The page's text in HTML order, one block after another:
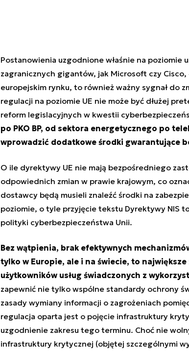
Postanowienia uzgodnione właśnie na poziomie
zagranicznych gigantów, jak Microsoft czy
europejskim rynku, to również ważny sygnał do
regulacji na poziomie UE nie może być dłużej
reform legislacyjnych w kwestii
po PKO BP, od sektora energetycznego po
wprowadzić dodatkowe środki gwarantujące
O ile dyrektywy UE nie mają bezpośredniego
odpowiednich zmian w prawie krajowym, co
dostawcy będą musieli znaleźć środki na
poziomie, o tyle przyjęcie tekstu Dyrektywy NIS
polityki cyberbezpieczeństwa Unii.
Bez wątpienia, brak efektywnych
tylko w Europie, ale i na świecie, to
użytkowników usług świadczonych z
zapewnić nie tylko wspólne standardy ochrony
zasady wymiany informacji o zagrożeniach
regulacja oparta jest o pojęcie infrastruktury
uzgodnienie zakresu tego terminu. Choć nie
infrastruktury krytycznej (objętej szczególnymi